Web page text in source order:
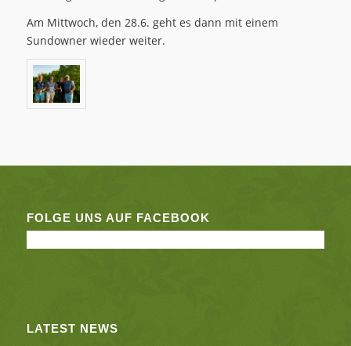
Am Mittwoch, den 28.6. geht es dann mit einem
Sundowner wieder weiter.
FOLGE UNS AUF FACEBOOK
LATEST NEWS